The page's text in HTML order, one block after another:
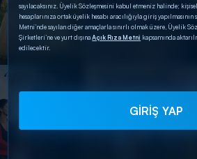
sayılacaksınız. Üyelik Sözleşmesini kabul etmeniz halinde;
hesaplarınıza ortak üyelik hesabı aracılığıyla giriş yapılmasının
Metni’nde sayılan diğer amaçlarla sınırlı olmak üzere, Üyelik
Şirketleri’ne ve yurt dışınaAçık Rıza Metni kapsamında
edilecektir.
GİRİŞ YAP